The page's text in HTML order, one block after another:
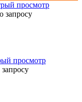
просмотр
запросу
просмотр